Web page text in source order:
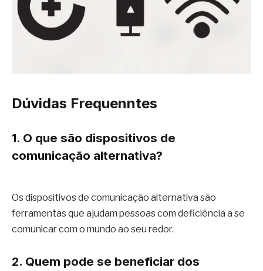
Dúvidas Frequenntes
1. O que são dispositivos de
comunicação alternativa?
Os dispositivos de comunicação alternativa são
ferramentas que ajudam pessoas com deficiência a se
comunicar com o mundo ao seu redor.
2. Quem pode se beneficiar dos